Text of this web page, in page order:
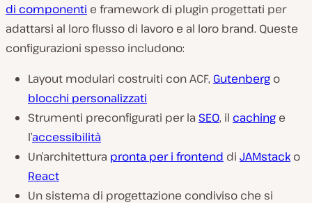
di componenti e framework di plugin progettati per
adattarsi al loro flusso di lavoro e al loro brand. Queste
configurazioni spesso includono:
Layout modulari costruiti con ACF, Gutenberg o
blocchi personalizzati
Strumenti preconfigurati per la SEO, il caching e
l’accessibilità
Un’architettura pronta per i frontend di JAMstack o
React
Un sistema di progettazione condiviso che si